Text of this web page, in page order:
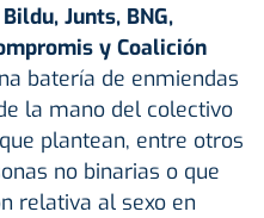
Junts, BNG,
y Coalición
batería de enmiendas
la mano del colectivo
plantean, entre otros
no binarias o que
relativa al sexo en